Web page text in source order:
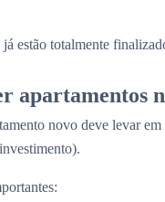
já estão totalmente
apartamentos
novo deve levar